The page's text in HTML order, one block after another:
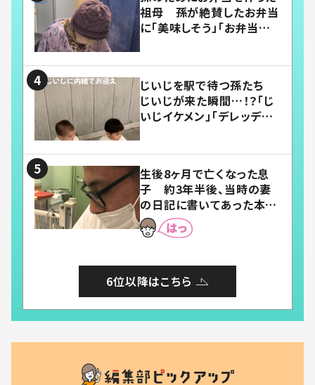
祖母 孫が絶賛したお弁当
に「美味しそう」「お弁当すご
じいじを駅で待つ孫たち
じいじが来た瞬間…！？「じ
いじイケメン」「デレッデレ」
生後8ヶ月で亡くなった息
子 約3年半後、当時の妻
の日記に書いてあった本音
とは
6位以降はこちら